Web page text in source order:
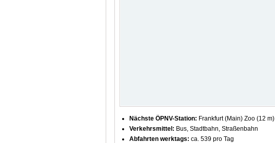
Nächste ÖPNV-Station: Frankfurt (Main) Zoo (12 m)
Verkehrsmittel: Bus, Stadtbahn, Straßenbahn
Abfahrten werktags: ca. 539 pro Tag